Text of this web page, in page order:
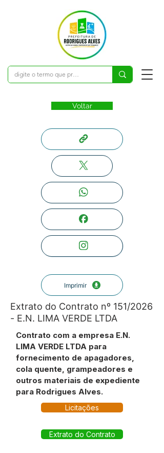
Voltar
Imprimir
Extrato do Contrato nº 151/2026
- E.N. LIMA VERDE LTDA
Contrato com a empresa E.N.
LIMA VERDE LTDA para
fornecimento de apagadores,
cola quente, grampeadores e
outros materiais de expediente
para Rodrigues Alves.
Licitações
Extrato do Contrato